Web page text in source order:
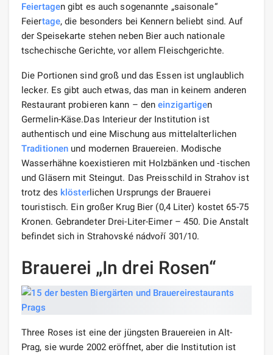
Feiertagen gibt es auch sogenannte „saisonale“
Feiertage, die besonders bei Kennern beliebt sind. Auf
der Speisekarte stehen neben Bier auch nationale
tschechische Gerichte, vor allem Fleischgerichte.
Die Portionen sind groß und das Essen ist unglaublich
lecker. Es gibt auch etwas, das man in keinem anderen
Restaurant probieren kann – deneinzigartigen
Germelin-Käse.Das Interieur der Institution ist
authentisch und eine Mischung aus mittelalterlichen
Traditionen und modernen Brauereien. Modische
Wasserhähne koexistieren mit Holzbänken und -tischen
und Gläsern mit Steingut. Das Preisschild in Strahov ist
trotz des klösterlichen Ursprungs der Brauerei
touristisch. Ein großer Krug Bier (0,4 Liter) kostet 65-75
Kronen. Gebrandeter Drei-Liter-Eimer – 450. Die Anstalt
befindet sich in Strahovské nádvoří 301/10.
Brauerei „In drei Rosen“
Three Roses ist eine der jüngsten Brauereien in Alt-
Prag, sie wurde 2002 eröffnet, aber die Institution ist